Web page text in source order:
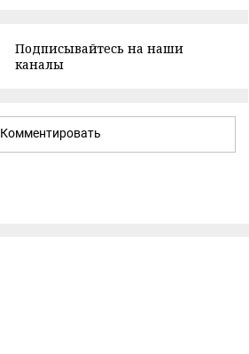
Подписывайтесь на наши
каналы
Комментировать